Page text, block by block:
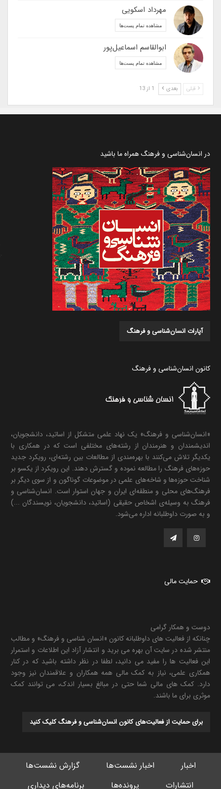
مهرداد اسکویی
مشاهده تمام پست‌ها
ابوالقاسم اسماعیل‌پور
مشاهده تمام پست‌ها
قبلی بعدی
در انسان‌شناسی و فرهنگ همراه ما باشید
آپارات انسان‌شناسی و فرهنگ
کانون انسان‌شناسی و فرهنگ
«انسان‌شناسی و فرهنگ» یک نهاد علمی متشکل از اساتید، دانشجویان،
اندیشمندان و هنرمندان از رشته‌های مختلفی است که در همکاری با
یکدیگر تلاش می‌کنند با بهره‌مندی از مطالعات بین رشته‌ای، رویکرد جدید
حوزه‌های فرهنگ را مطالعه نموده و گسترش دهند. این رویکرد از یکسو بر
شناخت حوزه‌ها و شاخه‌های علمی در موضوعات گوناگون و از سوی دیگر بر
فرهنگ‌های محلی و منطقه‌ای ایران و جهان استوار است. انسان‌شناسی و
فرهنگ به وسیله‌ی اشخاص حقیقی (اساتید، دانشجویان، نویسندگان ...)
و به صورت داوطلبانه اداره می‌شود.
حمایت مالی
دوست و همکار گرامی
چنانکه از فعالیت های داوطلبانه کانون «انسان شناسی و فرهنگ» و مطالب
منتشر شده در سایت آن بهره می برید و انتشار آزاد این اطلاعات و استمرار
این فعالیت ها را مفید می دانید، لطفا در نظر داشته باشید که در کنار
همکاری علمی، نیاز به کمک مالی همه همکاران و علاقمندان نیز وجود
دارد. کمک های مالی شما حتی در مبالغ بسیار اندک، می توانند کمک
موثری برای ما باشند.
برای حمایت از فعالیت‌های کانون انسان‌شناسی و فرهنگ کلیک کنید
اخبار اخبار نشست‌ها
گزارش نشست‌ها
انتشارات
پرونده‌ها برنامه‌های دیداری